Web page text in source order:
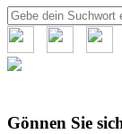
Suche
nach:
Gönnen Sie